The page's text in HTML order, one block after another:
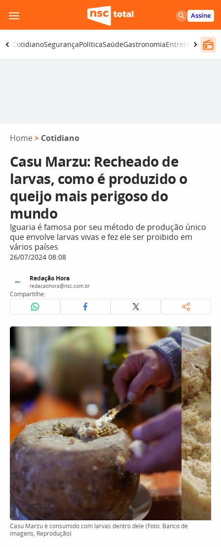
para
o
conteúdo
Assine
CotidianoSegurançaPolíticaSaúdeGastronomiaEntretenimento
Home > Cotidiano
Casu Marzu: Recheado de
larvas, como é produzido o
queijo mais perigoso do
mundo
Iguaria é famosa por seu método de produção único
que envolve larvas vivas e fez ele ser proibido em
vários países
26/07/2024 08:08
Redação Hora
redacaohora@nsc.com.br
Compartilhe:
Casu Marzu é consumido com larvas dentro dele (Foto: Banco de
imagens, Reprodução)